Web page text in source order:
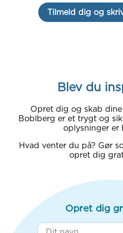
Tilmeld dig og
Blev du
Opret dig og skab
Boblberg er et trygt og
oplysninger er
Hvad venter du på? Gør
opret dig
Opret dig